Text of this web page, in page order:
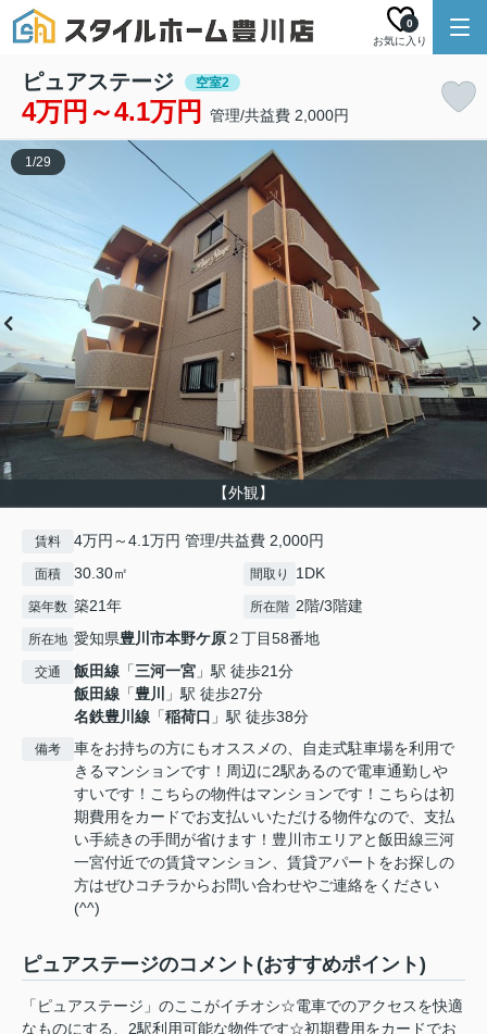
お気に入り
0
ピュアステージ 空室2
4万円～4.1万円 管理/共益費 2,000円
【外観】
1/29
賃料 4万円～4.1万円 管理/共益費 2,000円
面積 30.30㎡ 間取り 1DK
築年数 築21年 所在階 2階/3階建
所在地 愛知県豊川市本野ケ原２丁目58番地
交通 飯田線 「三河一宮 」駅 徒歩21分
飯田線 「豊川
」駅 徒歩27分
名鉄豊川線 「稲荷口 」駅 徒歩38分
備考
車をお持ちの方にもオススメの、自走式駐車場を利用で
きるマンションです！周辺に2駅あるので電車通勤しや
すいです！こちらの物件はマンションです！こちらは初
期費用をカードでお支払いいただける物件なので、支払
い手続きの手間が省けます！豊川市エリアと飯田線三河
一宮付近での賃貸マンション、賃貸アパートをお探しの
方はぜひコチラからお問い合わせやご連絡をください
(^^)
ピュアステージのコメント(おすすめポイント)
「ピュアステージ」のここがイチオシ☆電車でのアクセスを快適
なものにする、2駅利用可能な物件です☆初期費用をカードでお